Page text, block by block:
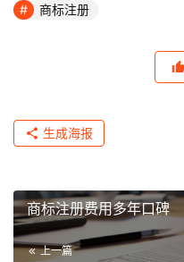
商标注册
生成海报
商标注册费用多年口碑
上一篇